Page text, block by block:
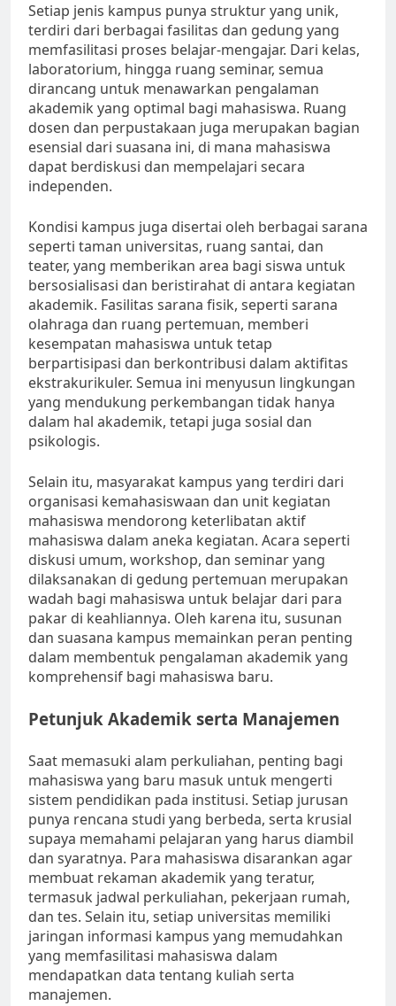
Setiap jenis kampus punya struktur yang unik,
terdiri dari berbagai fasilitas dan gedung yang
memfasilitasi proses belajar-mengajar. Dari kelas,
laboratorium, hingga ruang seminar, semua
dirancang untuk menawarkan pengalaman
akademik yang optimal bagi mahasiswa. Ruang
dosen dan perpustakaan juga merupakan bagian
esensial dari suasana ini, di mana mahasiswa
dapat berdiskusi dan mempelajari secara
independen.
Kondisi kampus juga disertai oleh berbagai sarana
seperti taman universitas, ruang santai, dan
teater, yang memberikan area bagi siswa untuk
bersosialisasi dan beristirahat di antara kegiatan
akademik. Fasilitas sarana fisik, seperti sarana
olahraga dan ruang pertemuan, memberi
kesempatan mahasiswa untuk tetap
berpartisipasi dan berkontribusi dalam aktifitas
ekstrakurikuler. Semua ini menyusun lingkungan
yang mendukung perkembangan tidak hanya
dalam hal akademik, tetapi juga sosial dan
psikologis.
Selain itu, masyarakat kampus yang terdiri dari
organisasi kemahasiswaan dan unit kegiatan
mahasiswa mendorong keterlibatan aktif
mahasiswa dalam aneka kegiatan. Acara seperti
diskusi umum, workshop, dan seminar yang
dilaksanakan di gedung pertemuan merupakan
wadah bagi mahasiswa untuk belajar dari para
pakar di keahliannya. Oleh karena itu, susunan
dan suasana kampus memainkan peran penting
dalam membentuk pengalaman akademik yang
komprehensif bagi mahasiswa baru.
Petunjuk Akademik serta Manajemen
Saat memasuki alam perkuliahan, penting bagi
mahasiswa yang baru masuk untuk mengerti
sistem pendidikan pada institusi. Setiap jurusan
punya rencana studi yang berbeda, serta krusial
supaya memahami pelajaran yang harus diambil
dan syaratnya. Para mahasiswa disarankan agar
membuat rekaman akademik yang teratur,
termasuk jadwal perkuliahan, pekerjaan rumah,
dan tes. Selain itu, setiap universitas memiliki
jaringan informasi kampus yang memudahkan
yang memfasilitasi mahasiswa dalam
mendapatkan data tentang kuliah serta
manajemen.